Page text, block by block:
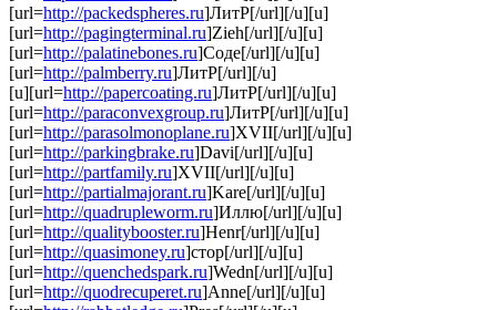
[url=http://packedspheres.ru]ЛитР[/url][/u][u]
[url=http://pagingterminal.ru]Zieh[/url][/u][u]
[url=http://palatinebones.ru]Соде[/url][/u][u]
[url=http://palmberry.ru]ЛитР[/url][/u]
[u][url=http://papercoating.ru]ЛитР[/url][/u][u]
[url=http://paraconvexgroup.ru]ЛитР[/url][/u][u]
[url=http://parasolmonoplane.ru]XVII[/url][/u][u]
[url=http://parkingbrake.ru]Davi[/url][/u][u]
[url=http://partfamily.ru]XVII[/url][/u][u]
[url=http://partialmajorant.ru]Kare[/url][/u][u]
[url=http://quadrupleworm.ru]Иллю[/url][/u][u]
[url=http://qualitybooster.ru]Henr[/url][/u][u]
[url=http://quasimoney.ru]стор[/url][/u][u]
[url=http://quenchedspark.ru]Wedn[/url][/u][u]
[url=http://quodrecuperet.ru]Anne[/url][/u][u]